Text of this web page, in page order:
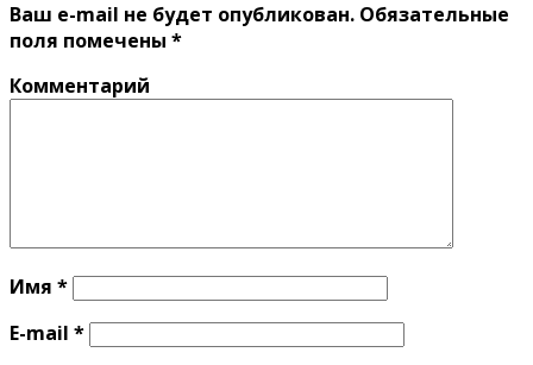
Ваш e-mail не будет опубликован. Обязательные
поля помечены *
Комментарий
Имя *
E-mail *